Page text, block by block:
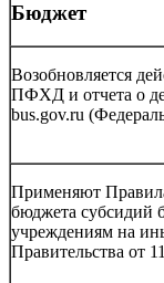
Бюджет
Возобновляется
ПФХД и отчета о
bus.gov.ru
Применяют
бюджета
учреждениям на
Правительства от